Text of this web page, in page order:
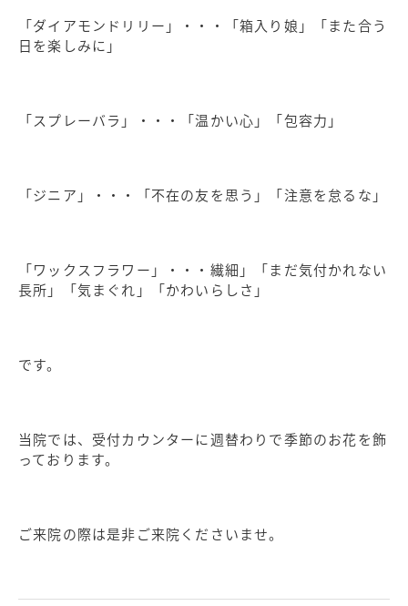
「ダイアモンドリリー」・・・「箱入り娘」「また合う
日を楽しみに」
「スプレーバラ」・・・「温かい心」「包容力」
「ジニア」・・・「不在の友を思う」「注意を怠るな」
「ワックスフラワー」・・・繊細」「まだ気付かれない
長所」「気まぐれ」「かわいらしさ」
です。
当院では、受付カウンターに週替わりで季節のお花を飾
っております。
ご来院の際は是非ご来院くださいませ。